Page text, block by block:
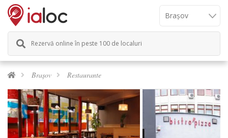
Rezervă online în peste 100 de localuri
Brașov Restaurante